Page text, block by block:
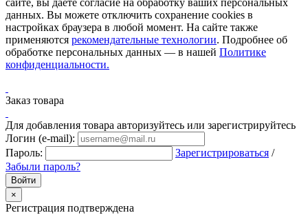
данных. Вы можете отключить сохранение cookies в
настройках браузера в любой момент. На сайте также
применяются рекомендательные технологии. Подробнее об
обработке персональных данных — в нашей Политике
конфиденциальности.
Заказ товара
Для добавления товара авторизуйтесь или зарегистрируйтесь
Логин (e-mail):
Пароль:
Зарегистрироваться /
Забыли пароль?
×
Регистрация подтверждена